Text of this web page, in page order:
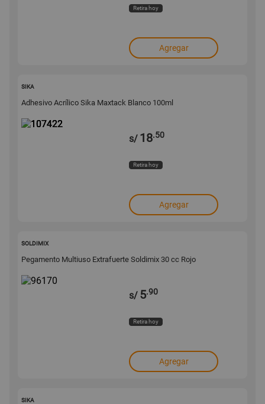
Retira hoy
Agregar
SIKA
Adhesivo Acrílico Sika Maxtack Blanco 100ml
s/ 18.50
Retira hoy
Agregar
SOLDIMIX
Pegamento Multiuso Extrafuerte Soldimix 30 cc Rojo
s/ 5.90
Retira hoy
Agregar
SIKA